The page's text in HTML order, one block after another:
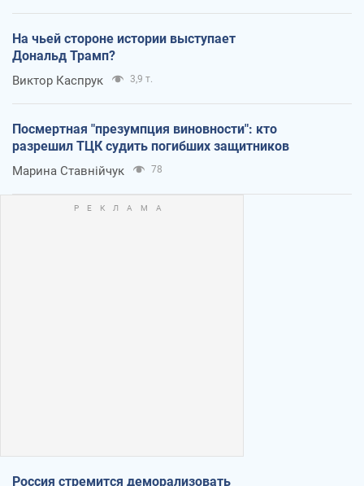
На чьей стороне истории выступает
Дональд Трамп?
Виктор Каспрук 3,9 т.
Посмертная "презумпция виновности": кто
разрешил ТЦК судить погибших защитников
Марина Ставнійчук 78
Россия стремится деморализовать